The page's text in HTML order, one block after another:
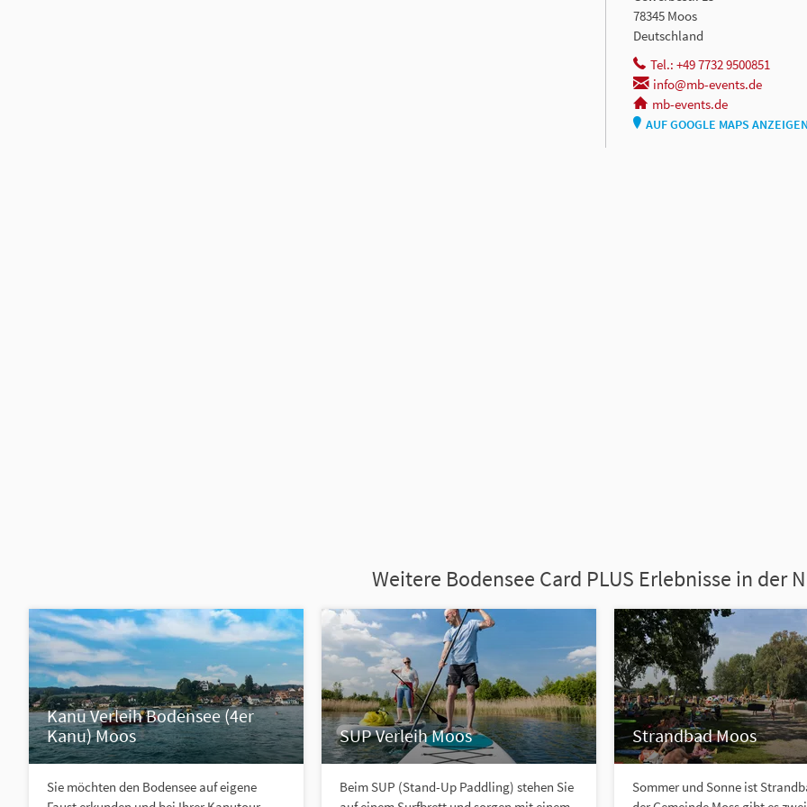
78345 Moos
Deutschland
Tel.: +49 7732 9500851
info@mb-events.de
mb-events.de
AUF GOOGLE MAPS
Weitere Bodensee Card PLUS Erlebnisse in der
Kanu Verleih Bodensee (4er
Kanu) Moos
Sie möchten den Bodensee auf eigene
SUP Verleih Moos
Beim SUP (Stand-Up Paddling) stehen Sie
Strandbad Moos
Sommer und Sonne ist